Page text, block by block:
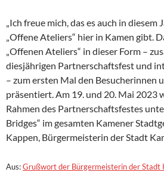
„Ich freue mich, das es auch in diesem
„Offene Ateliers“ hier in Kamen gibt.
„Offenen Ateliers“ in dieser Form –
diesjährigen Partnerschaftsfest und
– zum ersten Mal den Besucherinnen
präsentiert. Am 19. und 20. Mai 2023
Rahmen des Partnerschaftsfestes
Bridges“ im gesamten Kamener
Kappen, Bürgermeisterin der Stadt
Aus:Grußwort der Bürgermeisterin der Stadt